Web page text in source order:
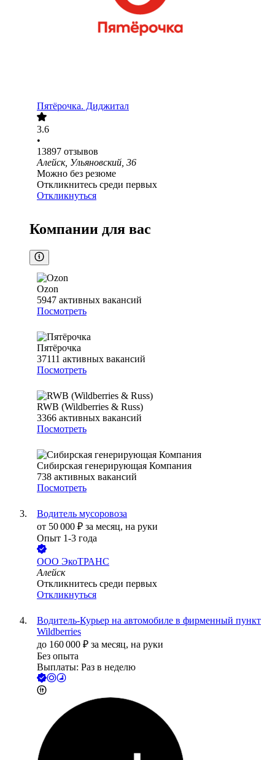
Пятёрочка. Диджитал
3.6
•
13897 отзывов
Алейск, Ульяновский, 36
Можно без резюме
Откликнитесь среди первых
Откликнуться
Компании для вас
Ozon
5947 активных вакансий
Посмотреть
Пятёрочка
37111 активных вакансий
Посмотреть
RWB (Wildberries & Russ)
3366 активных вакансий
Посмотреть
Сибирская генерирующая Компания
738 активных вакансий
Посмотреть
Водитель мусоровоза
от 50 000 ₽ за месяц, на руки
Опыт 1-3 года
ООО ЭкоТРАНС
Алейск
Откликнитесь среди первых
Откликнуться
Водитель-Курьер на автомобиле в фирменный пункт
Wildberries
до 160 000 ₽ за месяц, на руки
Без опыта
Выплаты: Раз в неделю